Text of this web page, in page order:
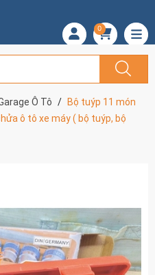
0
Ô Tô
Bộ tuýp 11 món
ô tô xe máy ( bộ tuýp, bộ